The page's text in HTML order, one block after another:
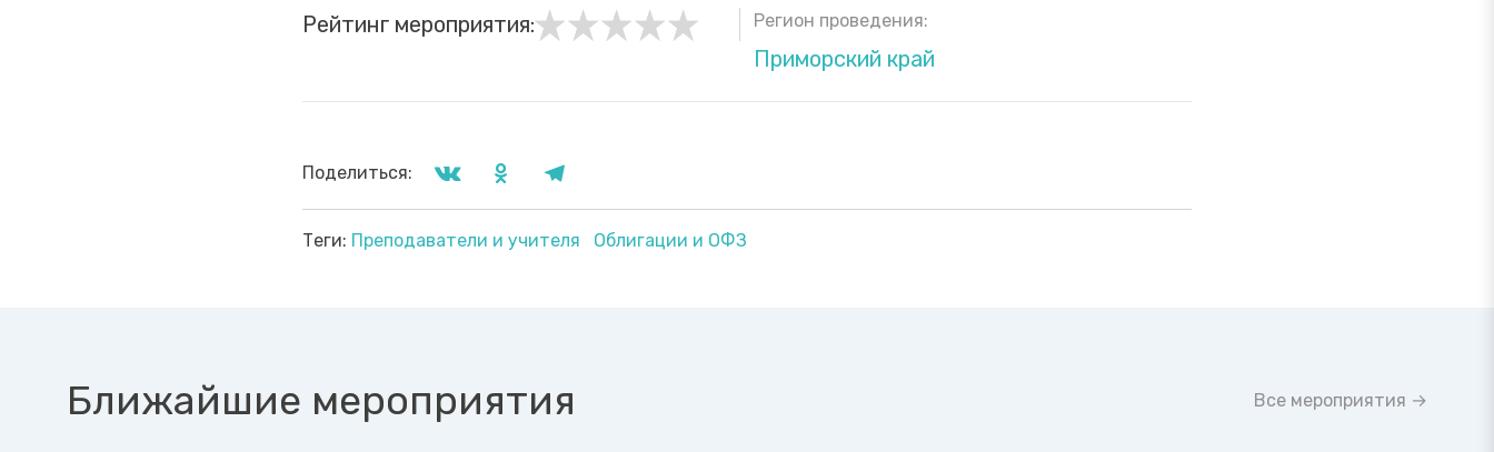
Рейтинг мероприятия: Регион проведения:
Приморский край
Поделиться:
Теги: Преподаватели и учителя Облигации и ОФЗ
Ближайшие мероприятия Все мероприятия →